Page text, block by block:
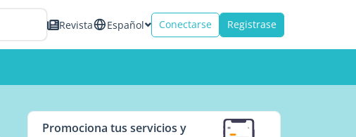
Revista Español Conectarse Registrase
Promociona tus servicios y